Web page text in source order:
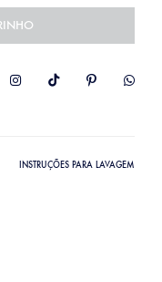
INSTRUÇÕES PARA LAVAGEM